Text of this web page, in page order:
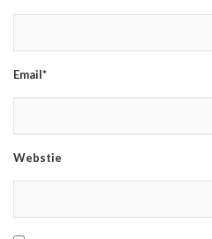
Email*
Webstie